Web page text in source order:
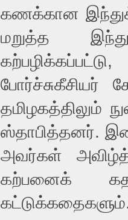
கணக்கான
மறுத்த
போர்ச்சுகீசியர்
தமிழகத்திலும்
ஸ்தாபித்தனர்.
அவர்கள்
கற்பனைக்